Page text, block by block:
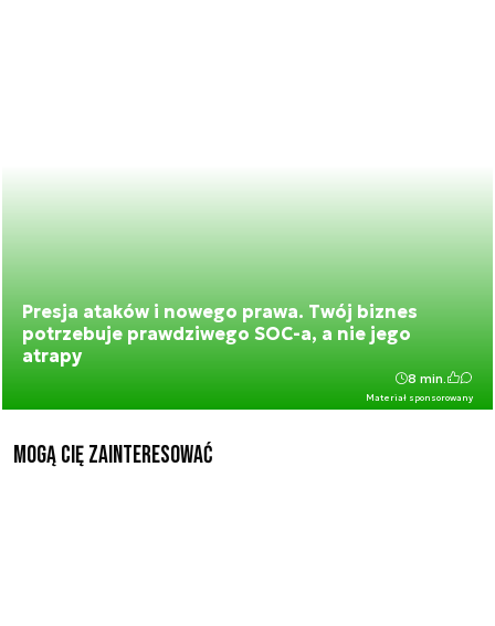
Presja ataków i nowego prawa. Twój biznes
potrzebuje prawdziwego SOC-a, a nie jego
atrapy
Materiał sponsorowany
8 min.
Mogą Cię zainteresować